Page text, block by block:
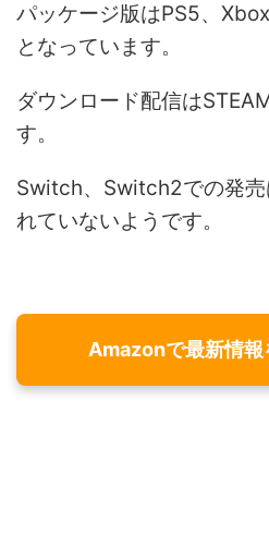
パッケージ版はPS5、
となっています。
ダウンロード配信は
す。
Switch、Switch2での発売
れていないようです。
Amazonで最新情報